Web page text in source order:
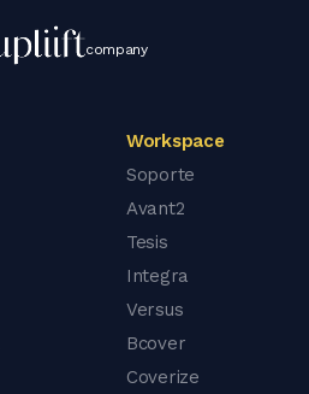
company
Workspace
Soporte
Avant2
Tesis
Integra
Versus
Bcover
Coverize